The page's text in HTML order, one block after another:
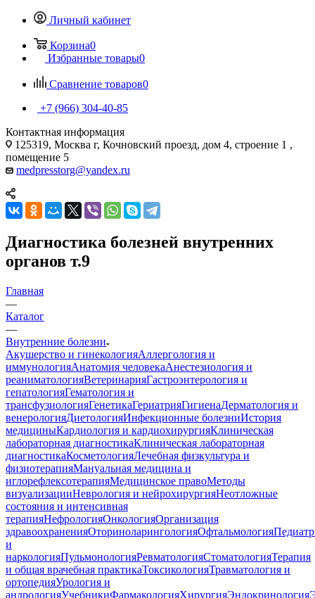
Личный кабинет
Корзина0
Избранные товары0
Сравнение товаров0
+7 (966) 304-40-85
Контактная информация
125319, Москва г, Кочновский проезд, дом 4, строение 1 ,
помещение 5
medpresstorg@yandex.ru
Диагностика болезней внутренних
органов т.9
Главная
—
Каталог
—
Внутренние болезни
Акушерство и гинекологияАллергология и
иммунологияАнатомия человекаАнестезиология и
реаниматологияВетеринарияГастроэнтерология и
гепатологияГематология и
трансфузиологияГенетикаГериатрияГигиенаДерматология и
венерологияДиетологияИнфекционные болезниИстория
медициныКардиология и кардиохирургияКлиническая
лабораторная диагностикаКлиническая лабораторная
диагностикаКосметологияЛечебная физкультура и
физиотерапияМануальная медицина и
иглорефлексотерапияМедицинское правоМетоды
визуализацииНеврология и нейрохирургияНеотложные
состояния и интенсивная
терапияНефрологияОнкологияОрганизация
здравоохраненияОториноларингологияОфтальмология
и
наркологияПульмонологияРевматологияСтоматологияТерапия
и общая врачебная практикаТоксикологияТравматология и
ортопедияУрология и
андрологияУчебникиФармакологияХирургияЭндокринология